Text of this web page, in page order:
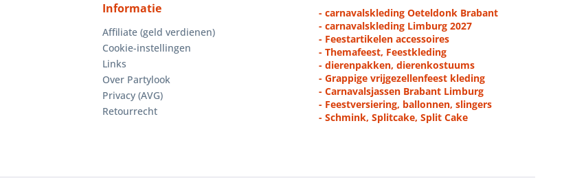
Informatie
Affiliate (geld verdienen)
Cookie-instellingen
Links
Over Partylook
Privacy (AVG)
Retourrecht
- carnavalskleding Oeteldonk Brabant
- carnavalskleding Limburg 2027
- Feestartikelen accessoires
- Themafeest, Feestkleding
- dierenpakken, dierenkostuums
- Grappige vrijgezellenfeest kleding
- Carnavalsjassen Brabant Limburg
- Feestversiering, ballonnen, slingers
- Schmink, Splitcake, Split Cake